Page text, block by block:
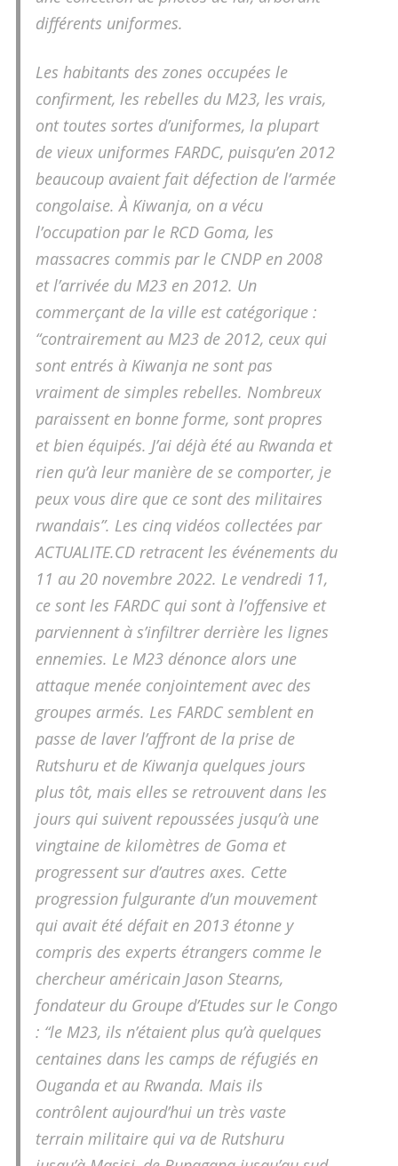
différents uniformes.
Les habitants des zones occupées le
confirment, les rebelles du M23, les vrais,
ont toutes sortes d’uniformes, la plupart
de vieux uniformes FARDC, puisqu’en 2012
beaucoup avaient fait défection de l’armée
congolaise. À Kiwanja, on a vécu
l’occupation par le RCD Goma, les
massacres commis par le CNDP en 2008
et l’arrivée du M23 en 2012. Un
commerçant de la ville est catégorique :
“contrairement au M23 de 2012, ceux qui
sont entrés à Kiwanja ne sont pas
vraiment de simples rebelles. Nombreux
paraissent en bonne forme, sont propres
et bien équipés. J’ai déjà été au Rwanda et
rien qu’à leur manière de se comporter, je
peux vous dire que ce sont des militaires
rwandais”. Les cinq vidéos collectées par
ACTUALITE.CD retracent les événements du
11 au 20 novembre 2022. Le vendredi 11,
ce sont les FARDC qui sont à l’offensive et
parviennent à s’infiltrer derrière les lignes
ennemies. Le M23 dénonce alors une
attaque menée conjointement avec des
groupes armés. Les FARDC semblent en
passe de laver l’affront de la prise de
Rutshuru et de Kiwanja quelques jours
plus tôt, mais elles se retrouvent dans les
jours qui suivent repoussées jusqu’à une
vingtaine de kilomètres de Goma et
progressent sur d’autres axes. Cette
progression fulgurante d’un mouvement
qui avait été défait en 2013 étonne y
compris des experts étrangers comme le
chercheur américain Jason Stearns,
fondateur du Groupe d’Etudes sur le Congo
: “le M23, ils n’étaient plus qu’à quelques
centaines dans les camps de réfugiés en
Ouganda et au Rwanda. Mais ils
contrôlent aujourd’hui un très vaste
terrain militaire qui va de Rutshuru